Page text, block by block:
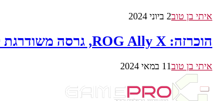
איתי בן טוב2 ביוני 2024
הוכרזה: ROG Ally X, גרסה משודרגת לקונסולה הניידת
איתי בן טוב11 במאי 2024